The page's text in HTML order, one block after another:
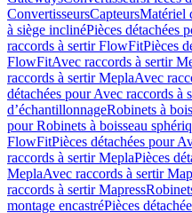
ConvertisseursCapteursMatériel
à siège inclinéPièces détachées
raccords à sertir FlowFitPièces
FlowFitAvec raccords à sertir
raccords à sertir MeplaAvec
détachées pour Avec raccords à
d’échantillonnageRobinets à
pour Robinets à boisseau
FlowFitPièces détachées pour
raccords à sertir MeplaPièces
MeplaAvec raccords à sertir
raccords à sertir Mapress
montage encastréPièces